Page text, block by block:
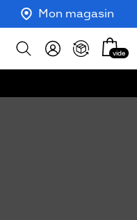
Mon magasin
Afficher
Mon
panier
vide